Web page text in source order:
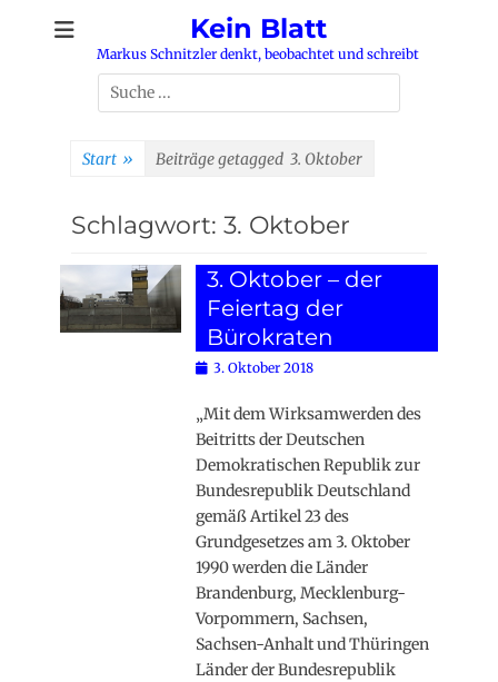
Kein Blatt
Markus Schnitzler denkt, beobachtet und schreibt
Suchen
nach:
Start » Beiträge getagged 3. Oktober
Schlagwort: 3. Oktober
3. Oktober – der
Feiertag der
Bürokraten
Posted
3. Oktober 2018
„Mit dem Wirksamwerden des
Beitritts der Deutschen
Demokratischen Republik zur
Bundesrepublik Deutschland
gemäß Artikel 23 des
Grundgesetzes am 3. Oktober
1990 werden die Länder
Brandenburg, Mecklenburg-
Vorpommern, Sachsen,
Sachsen-Anhalt und Thüringen
Länder der Bundesrepublik